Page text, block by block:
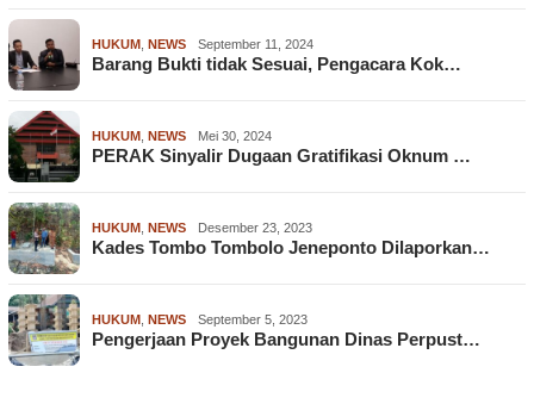
HUKUM NEWS September 11, 2024
Barang Bukti tidak Sesuai, Pengacara Kok…
HUKUM NEWS Mei 30, 2024
PERAK Sinyalir Dugaan Gratifikasi Oknum …
HUKUM NEWS Desember 23, 2023
Kades Tombo Tombolo Jeneponto Dilaporkan…
HUKUM NEWS September 5, 2023
Pengerjaan Proyek Bangunan Dinas Perpust…